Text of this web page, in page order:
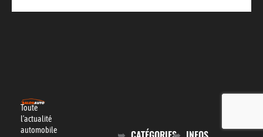
Toute
l’actualité
automobile